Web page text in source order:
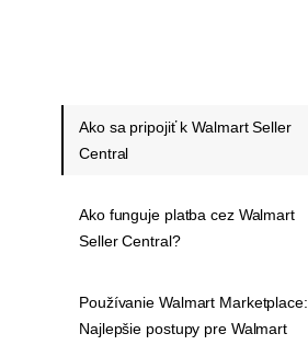
Ako sa pripojiť k Walmart Seller
Central
Ako funguje platba cez Walmart
Seller Central?
Používanie Walmart Marketplace:
Najlepšie postupy pre Walmart